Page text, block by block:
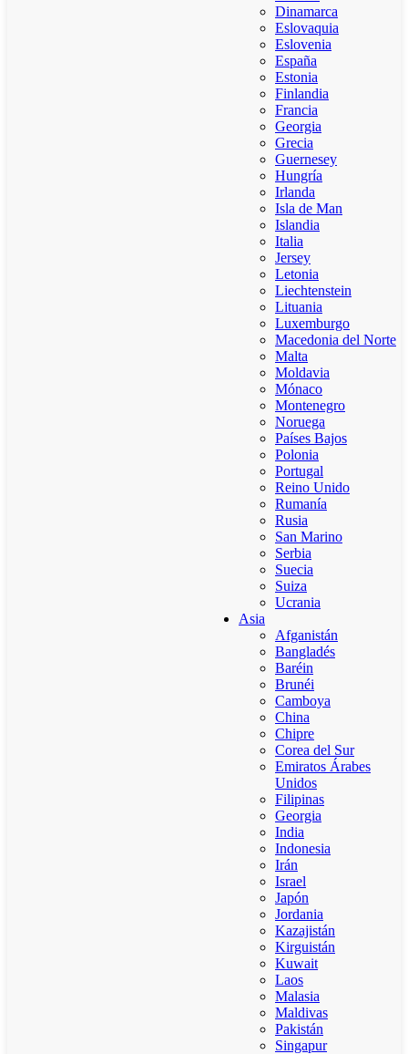
Dinamarca
Eslovaquia
Eslovenia
España
Estonia
Finlandia
Francia
Georgia
Grecia
Guernesey
Hungría
Irlanda
Isla de Man
Islandia
Italia
Jersey
Letonia
Liechtenstein
Lituania
Luxemburgo
Macedonia del Norte
Malta
Moldavia
Mónaco
Montenegro
Noruega
Países Bajos
Polonia
Portugal
Reino Unido
Rumanía
Rusia
San Marino
Serbia
Suecia
Suiza
Ucrania
Asia
Afganistán
Bangladés
Baréin
Brunéi
Camboya
China
Chipre
Corea del Sur
Emiratos Árabes
Unidos
Filipinas
Georgia
India
Indonesia
Irán
Israel
Japón
Jordania
Kazajistán
Kirguistán
Kuwait
Laos
Malasia
Maldivas
Pakistán
Singapur